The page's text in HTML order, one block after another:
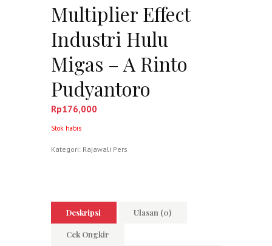
Multiplier Effect
Industri Hulu
Migas – A Rinto
Pudyantoro
Rp176,000
Stok habis
Kategori: Rajawali Pers
Deskripsi Ulasan (0)
Cek Ongkir